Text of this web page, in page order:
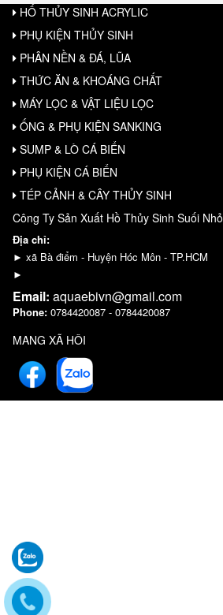
HỐ THỦY SINH ACRYLIC
PHỤ KIỆN THỦY SINH
PHÂN NỀN & ĐÁ, LŨA
THỨC ĂN & KHOÁNG CHẤT
MÁY LỌC & VẬT LIỆU LỌC
ỐNG & PHỤ KIỆN SANKING
SUMP & LÒ CÁ BIỂN
PHỤ KIỆN CÁ BIỂN
TÉP CẢNH & CÂY THỦY SINH
Công Ty Sản Xuất Hồ Thủy Sinh Suối Nhỏ
Địa chỉ:
► xã Bà điểm - Huyện Hóc Môn - TP.HCM
►
Email: aquaebivn@gmail.com
Phone: 0784420087 - 0784420087
MẠNG XÃ HỘI